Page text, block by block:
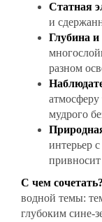
Статная
и
Глубина
разном
атмосферу
мудрого
интерьер
привносит
С чем сочетать?
водной темы:
глубоким сине-